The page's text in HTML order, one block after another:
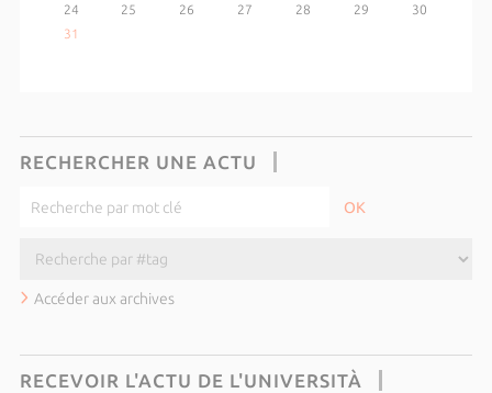
24
25 26 27 28 29
30
31
RECHERCHER UNE ACTU
Accéder aux archives
RECEVOIR L'ACTU DE L'UNIVERSITÀ